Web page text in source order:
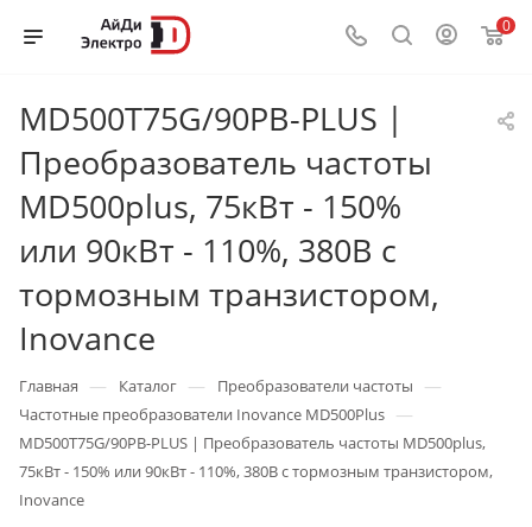
0
MD500T75G/90PB-PLUS |
Преобразователь частоты
MD500plus, 75кВт - 150%
или 90кВт - 110%, 380В с
тормозным транзистором,
Inovance
Главная — Каталог — Преобразователи частоты —
Частотные преобразователи Inovance MD500Plus —
MD500T75G/90PB-PLUS | Преобразователь частоты MD500plus,
75кВт - 150% или 90кВт - 110%, 380В с тормозным транзистором,
Inovance